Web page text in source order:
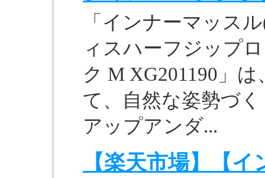
「インナーマッス
ィスハーフジップ
ク M XG201190」
て、自然な姿勢づ
アップアンダ...
【楽天市場】【